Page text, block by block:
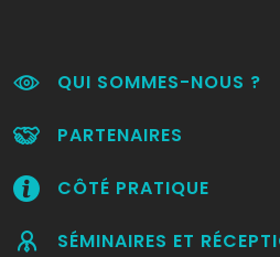
QUI SOMMES-NOUS ?
PARTENAIRES
CÔTÉ PRATIQUE
SÉMINAIRES ET